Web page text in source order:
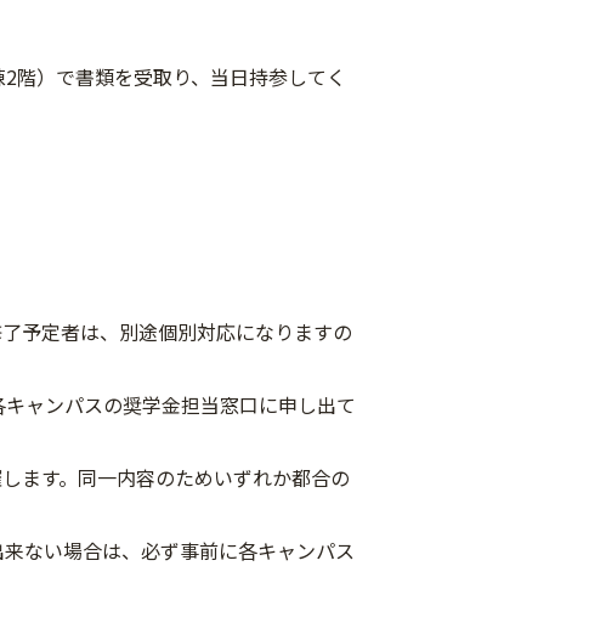
）で書類を受取り、当日持参してく
予定者は、別途個別対応になりますの
ャンパスの奨学金担当窓口に申し出て
ます。同一内容のためいずれか都合の
ない場合は、必ず事前に各キャンパス